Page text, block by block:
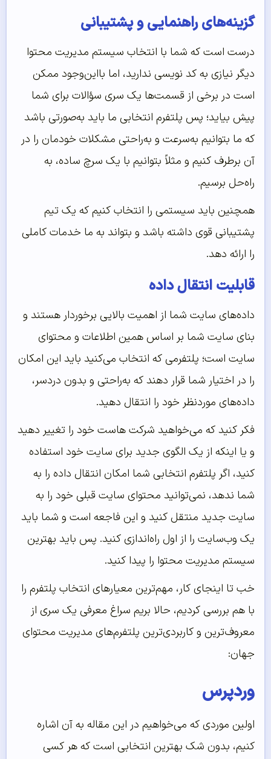
گزینه‌های راهنمایی و پشتیبانی
درست است که شما با انتخاب سیستم مدیریت محتوا
دیگر نیازی به کد نویسی ندارید، اما بااین‌وجود ممکن
است در برخی از قسمت‌ها یک سری سؤالات برای شما
پیش بیاید؛ پس پلتفرم انتخابی ما باید به‌صورتی باشد
که ما بتوانیم به‌سرعت و به‌راحتی مشکلات خودمان را در
آن برطرف کنیم و مثلاً بتوانیم با یک سرچ ساده، به
راه‌حل برسیم.
همچنین باید سیستمی را انتخاب کنیم که یک تیم
پشتیبانی قوی داشته باشد و بتواند به ما خدمات کاملی
را ارائه دهد.
قابلیت انتقال داده
داده‌های سایت شما از اهمیت بالایی برخوردار هستند و
بنای سایت شما بر اساس همین اطلاعات و محتوای
سایت است؛ پلتفرمی که انتخاب می‌کنید باید این امکان
را در اختیار شما قرار دهند که به‌راحتی و بدون دردسر،
داده‌های موردنظر خود را انتقال دهید.
فکر کنید که می‌خواهید شرکت هاست خود را تغییر دهید
و یا اینکه از یک الگوی جدید برای سایت خود استفاده
کنید، اگر پلتفرم انتخابی شما امکان انتقال داده را به
شما ندهد، نمی‌توانید محتوای سایت قبلی خود را به
سایت جدید منتقل کنید و این فاجعه است و شما باید
یک وب‌سایت را از اول راه‌اندازی کنید. پس باید بهترین
سیستم مدیریت محتوا را پیدا کنید.
خب تا اینجای کار، مهم‌ترین معیارهای انتخاب پلتفرم را
با هم بررسی کردیم، حالا بریم سراغ معرفی یک سری از
معروف‌ترین و کاربردی‌ترین پلتفرم‌های مدیریت محتوای
جهان:
وردپرس
اولین موردی که می‌خواهیم در این مقاله به آن اشاره
کنیم، بدون شک بهترین انتخابی است که هر کسی